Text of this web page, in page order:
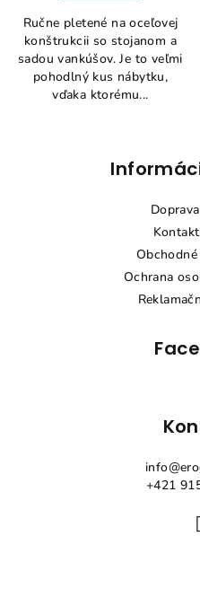
Ručne pletené na oceľovej
konštrukcii so stojanom a
sadou vankúšov. Je to veľmi
pohodlný kus nábytku,
vďaka ktorému...
Ochrana
info@
+421